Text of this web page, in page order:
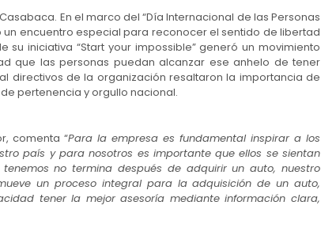
En el marco del “Día Internacional de las Personas
encuentro especial para reconocer el sentido de libertad
iniciativa “Start your impossible” generó un movimiento
que las personas puedan alcanzar ese anhelo de tener
directivos de la organización resaltaron la importancia de
pertenencia y orgullo nacional.
comenta “Para la empresa es fundamental inspirar a los
país y para nosotros es importante que ellos se sientan
no termina después de adquirir un auto, nuestro
un proceso integral para la adquisición de un auto,
tener la mejor asesoría mediante información clara,